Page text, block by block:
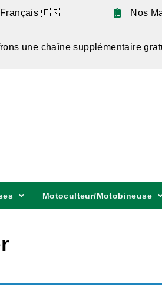
🇫🇷 Nos
une chaîne supplémentaire
Motoculteur/Motobineuse